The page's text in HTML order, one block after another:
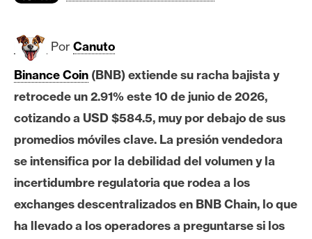
B
t
c
o
i
E
Por Canuto
Binance Coin (BNB) extiende su racha bajista y
retrocede un 2.91% este 10 de junio de 2026,
cotizando a USD $584.5, muy por debajo de sus
promedios móviles clave. La presión vendedora
se intensifica por la debilidad del volumen y la
incertidumbre regulatoria que rodea a los
exchanges descentralizados en BNB Chain, lo que
ha llevado a los operadores a preguntarse si los